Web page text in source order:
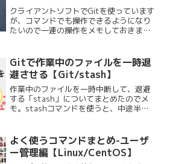
クライアントソフトでGitを使っています
が、コマンドでも操作できるようになり
たいので一連の操作をメモしておきま
ンチを元のブランチにマージします。ブ
ランチに関するコマンド...
Gitで作業中のファイルを一時退
避させる【Git/stash】
作業中のファイルを一時中断して、退避
する「stash」についてまとめたのでメ
モ。stashコマンドを使うと、中途半端
的に違う場所によけておくイメージで
す。基本のコマンド...
よく使うコマンドまとめ-ユーザ
ー管理編【Linux/CentOS】